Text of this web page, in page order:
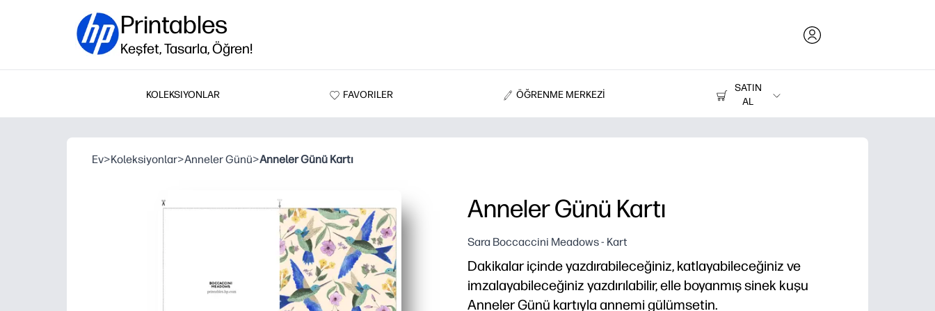
Printables
Keşfet, Tasarla, Öğren!
KOLEKSIYONLAR FAVORILER ÖĞRENME MERKEZİ
SATIN
AL
Yazıcılar
Ev>Koleksiyonlar>Anneler Günü>Anneler Günü Kartı
Anneler Günü Kartı
Sara Boccaccini Meadows - Kart
Dakikalar içinde yazdırabileceğiniz, katlayabileceğiniz ve
imzalayabileceğiniz yazdırılabilir, elle boyanmış sinek kuşu
Anneler Günü kartıyla annemi gülümsetin.